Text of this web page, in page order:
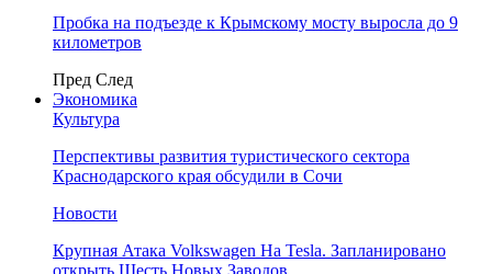
Пробка на подъезде к Крымскому мосту выросла до 9
километров
Пред След
Экономика
Культура
Перспективы развития туристического сектора
Краснодарского края обсудили в Сочи
Новости
Крупная Атака Volkswagen На Tesla. Запланировано
открыть Шесть Новых Заводов